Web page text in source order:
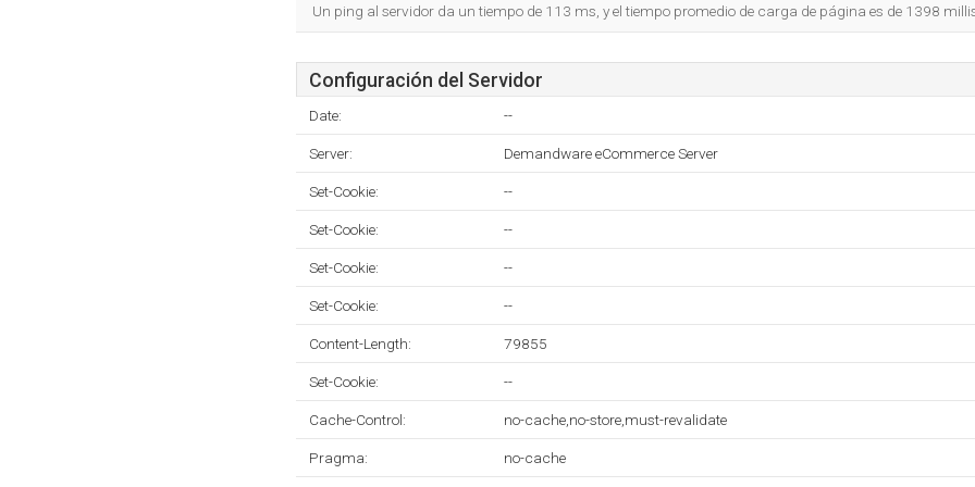
Un ping al servidor da un tiempo de 113 ms, y el tiempo promedio de carga de página es de 1398
Configuración del Servidor
Date: --
Server: Demandware eCommerce Server
Set-Cookie: --
Set-Cookie: --
Set-Cookie: --
Set-Cookie: --
Content-Length: 79855
Set-Cookie: --
Cache-Control: no-cache,no-store,must-revalidate
Pragma: no-cache